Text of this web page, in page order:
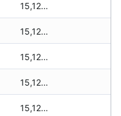
15,125 zł
15,125 zł
15,125 zł
15,125 zł
15,125 zł